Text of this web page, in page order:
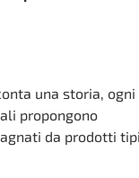
una storia, ogni
propongono
da prodotti